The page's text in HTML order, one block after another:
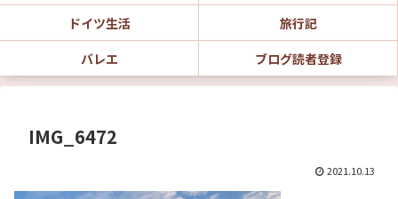
ドイツ生活
旅行記
バレエ
ブログ読者登録
IMG_6472
2021.10.13